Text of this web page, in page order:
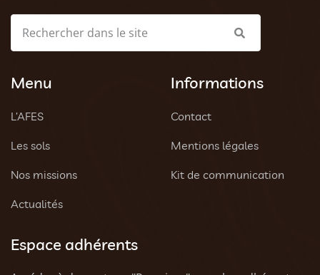
Menu
L’AFES
Les sols
Nos missions
Actualités
Informations
Contact
Mentions légales
Kit de communication
Espace adhérents